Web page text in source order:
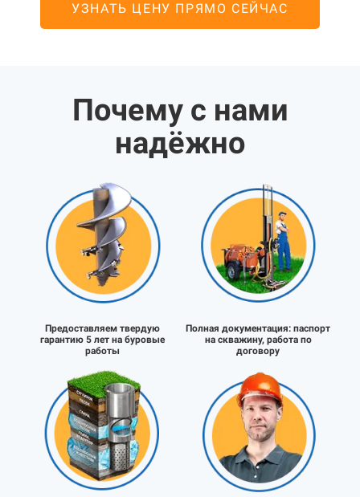
УЗНАТЬ ЦЕНУ ПРЯМО СЕЙЧАС
Почему с нами
надёжно
Предоставляем твердую
гарантию 5 лет на буровые
работы
Полная документация: паспорт
на скважину, работа по
договору